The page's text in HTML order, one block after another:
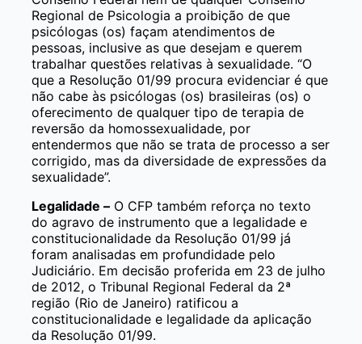
Regional de Psicologia a proibição de que
psicólogas (os) façam atendimentos de
pessoas, inclusive as que desejam e querem
trabalhar questões relativas à sexualidade. “O
que a Resolução 01/99 procura evidenciar é que
não cabe às psicólogas (os) brasileiras (os) o
oferecimento de qualquer tipo de terapia de
reversão da homossexualidade, por
entendermos que não se trata de processo a ser
corrigido, mas da diversidade de expressões da
sexualidade”.
Legalidade – O CFP também reforça no texto
do agravo de instrumento que a legalidade e
constitucionalidade da Resolução 01/99 já
foram analisadas em profundidade pelo
Judiciário. Em decisão proferida em 23 de julho
de 2012, o Tribunal Regional Federal da 2ª
região (Rio de Janeiro) ratificou a
constitucionalidade e legalidade da aplicação
da Resolução 01/99.